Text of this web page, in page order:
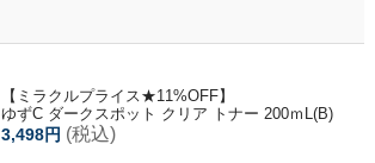
【ミラクルプライス★11%OFF】
ゆずC ダークスポット クリア トナー 200ｍL(B)
3,498円 (税込)